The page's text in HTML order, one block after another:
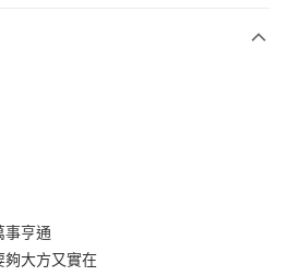
灣大哥大用戶可立即使用無須另外申請。
，訂單成立後會自動跳轉到大哥付的交易
事亨通
夠大方又實在